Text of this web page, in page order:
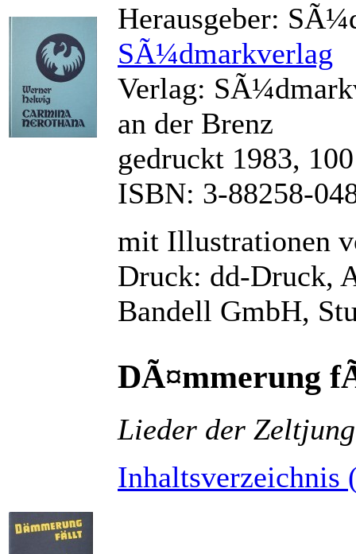
Herausgeber:
SÃ¼dmarkverlag
Verlag:
an der Brenz
gedruckt 1983,
ISBN: 3-88258-
mit Illustrationen
Druck: dd-Druck,
Bandell GmbH,
DÃ¤mmerung
Lieder der
Inhaltsverzeichnis